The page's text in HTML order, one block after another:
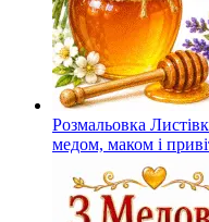
Розмальовка
медом, маком і